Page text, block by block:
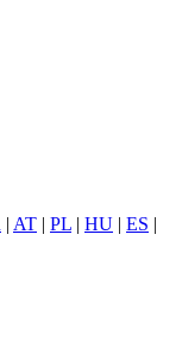
| AT | PL | HU | ES |